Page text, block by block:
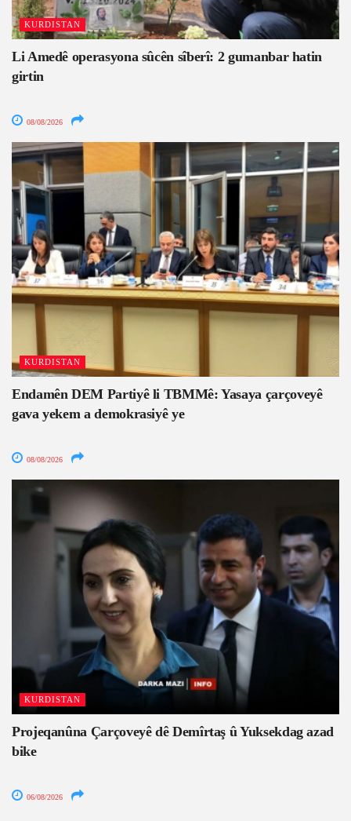
KURDISTAN
Li Amedê operasyona sûcên sîberî: 2 gumanbar hatin
girtin
08/08/2026
KURDISTAN
Endamên DEM Partiyê li TBMMê: Yasaya çarçoveyê
gava yekem a demokrasiyê ye
08/08/2026
KURDISTAN
Projeqanûna Çarçoveyê dê Demîrtaş û Yuksekdag azad
bike
06/08/2026